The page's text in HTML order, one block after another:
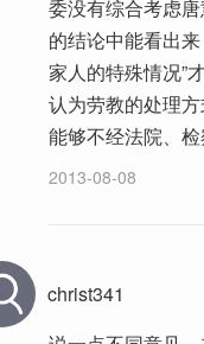
委没有综合考虑
的结论中能看出
家人的特殊情况”
认为劳教的处理
能够不经法院、
2013-08-08
christ341